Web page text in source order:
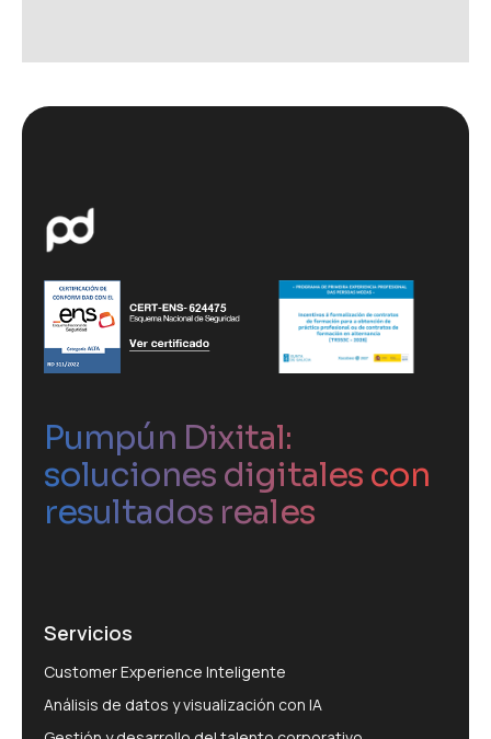
Pumpún Dixital:
soluciones digitales con
resultados reales
Servicios
Customer Experience Inteligente
Análisis de datos y visualización con IA